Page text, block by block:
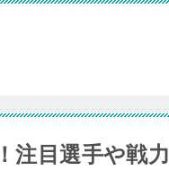
注目選手や戦力